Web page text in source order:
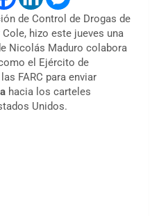
de Control de Drogas de
hizo este jueves una
Nicolás Maduro colabora
el Ejército de
FARC para enviar
hacia los carteles
Unidos.